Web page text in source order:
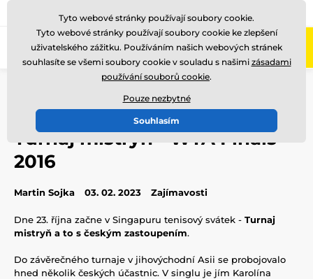
Zavolejte nám (Po-Pá 8-17)
Turnaj mistryň - WTA Finals 2016
Turnaj mistryň - WTA Finals
2016
Martin Sojka 03. 02. 2023 Zajímavosti
Dne 23. října začne v Singapuru tenisový svátek - Turnaj
mistryň a to s českým zastoupením.
Do závěrečného turnaje v jihovýchodní Asii se probojovalo
hned několik českých účastnic. V singlu je jím Karolína
Tyto webové stránky používají soubory cookie.
Tyto webové stránky používají soubory cookie ke zlepšení
uživatelského zážitku. Používáním našich webových stránek
souhlasíte se všemi soubory cookie v souladu s našimi zásadami
používání souborů cookie.
Pouze nezbytné
Souhlasím